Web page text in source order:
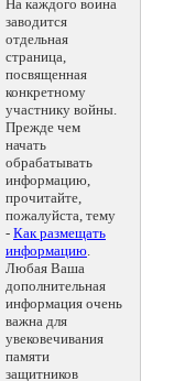
На каждого воина
заводится
отдельная
страница,
посвященная
конкретному
участнику войны.
Прежде чем
начать
обрабатывать
информацию,
прочитайте,
пожалуйста, тему
- Как размещать
информацию.
Любая Ваша
дополнительная
информация очень
важна для
увековечивания
памяти
защитников